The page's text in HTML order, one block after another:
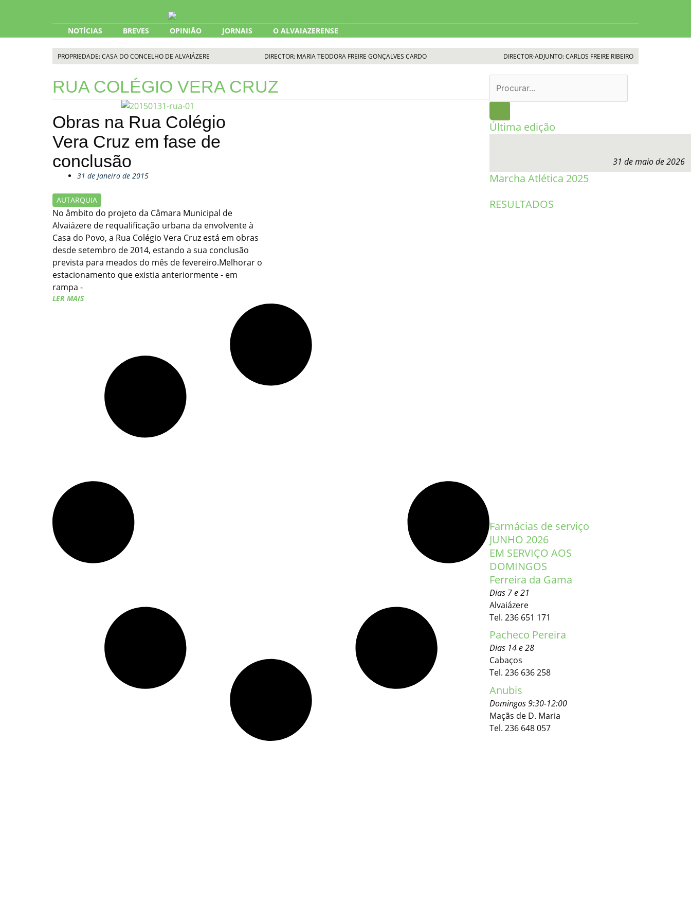
NOTÍCIAS BREVES OPINIÃO JORNAIS O ALVAIAZERENSE
PROPRIEDADE: CASA DO CONCELHO DE ALVAIÁZERE DIRECTOR: MARIA TEODORA FREIRE GONÇALVES CARDO DIRECTOR-ADJUNTO: CARLOS FREIRE RIBEIRO
RUA COLÉGIO VERA CRUZ
Obras na Rua Colégio
Vera Cruz em fase de
conclusão
31 de Janeiro de 2015
AUTARQUIA
No âmbito do projeto da Câmara Municipal de
Alvaiázere de requalificação urbana da envolvente à
Casa do Povo, a Rua Colégio Vera Cruz está em obras
desde setembro de 2014, estando a sua conclusão
prevista para meados do mês de fevereiro.Melhorar o
estacionamento que existia anteriormente - em
rampa -
LER MAIS
Última edição
31 de maio de 2026
Marcha Atlética 2025
RESULTADOS
Farmácias de serviço
JUNHO 2026
EM SERVIÇO AOS
DOMINGOS
Ferreira da Gama
Dias 7 e 21
Alvaiázere
Tel. 236 651 171
Pacheco Pereira
Dias 14 e 28
Cabaços
Tel. 236 636 258
Anubis
Domingos 9:30-12:00
Maçãs de D. Maria
Tel. 236 648 057